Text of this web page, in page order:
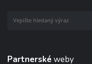
Partnerské weby